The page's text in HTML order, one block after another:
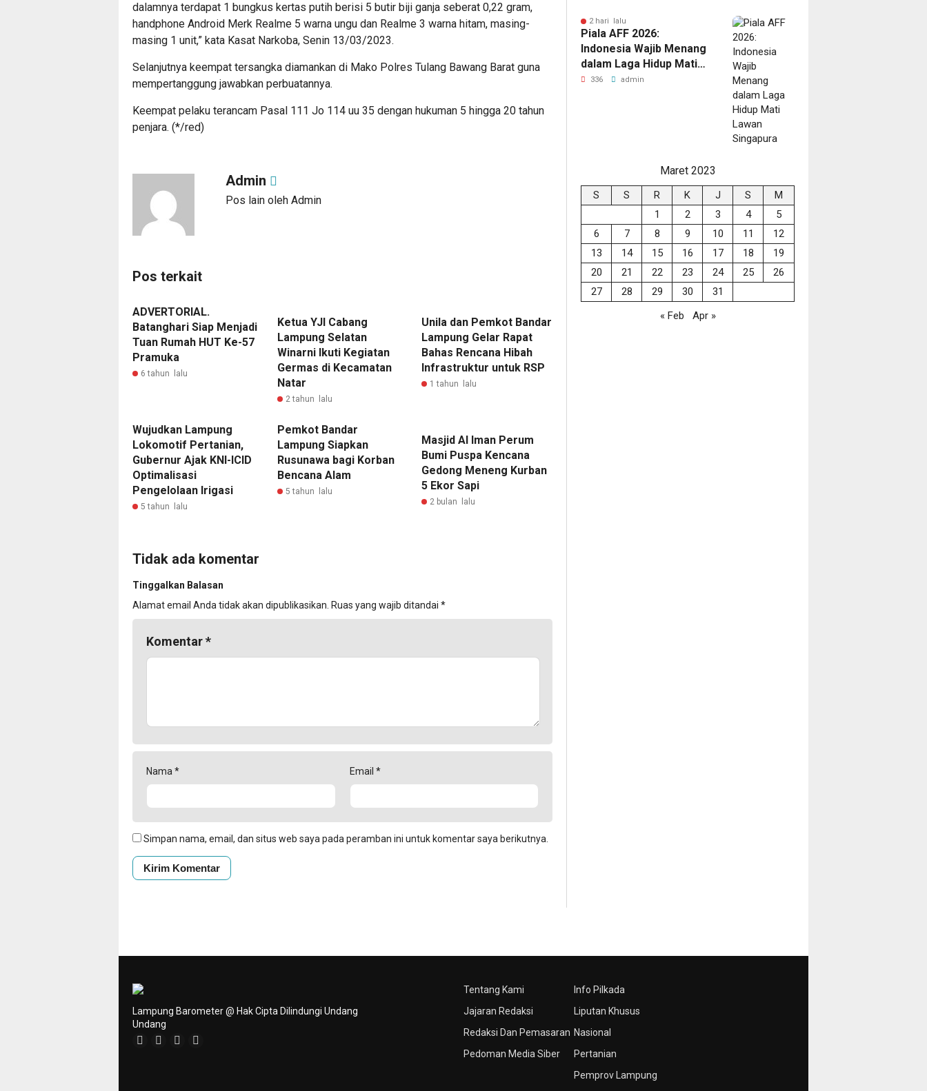
dalamnya terdapat 1 bungkus kertas putih berisi 5 butir biji ganja seberat 0,22 gram,
handphone Android Merk Realme 5 warna ungu dan Realme 3 warna hitam, masing-
masing 1 unit,” kata Kasat Narkoba, Senin 13/03/2023.
Selanjutnya keempat tersangka diamankan di Mako Polres Tulang Bawang Barat guna
mempertanggung jawabkan perbuatannya.
Keempat pelaku terancam Pasal 111 Jo 114 uu 35 dengan hukuman 5 hingga 20 tahun
penjara. (*/red)
Admin
Pos lain oleh Admin
Pos terkait
ADVERTORIAL.
Batanghari Siap Menjadi
Tuan Rumah HUT Ke-57
Pramuka
6 tahun lalu
Ketua YJI Cabang
Lampung Selatan
Winarni Ikuti Kegiatan
Germas di Kecamatan
Natar
2 tahun lalu
Unila dan Pemkot Bandar
Lampung Gelar Rapat
Bahas Rencana Hibah
Infrastruktur untuk RSP
1 tahun lalu
Wujudkan Lampung
Lokomotif Pertanian,
Gubernur Ajak KNI-ICID
Optimalisasi
Pengelolaan Irigasi
5 tahun lalu
Pemkot Bandar
Lampung Siapkan
Rusunawa bagi Korban
Bencana Alam
5 tahun lalu
Masjid Al Iman Perum
Bumi Puspa Kencana
Gedong Meneng Kurban
5 Ekor Sapi
2 bulan lalu
Tidak ada komentar
Tinggalkan Balasan
Alamat email Anda tidak akan dipublikasikan. Ruas yang wajib ditandai *
Komentar*
Nama * Email *
Simpan nama, email, dan situs web saya pada peramban ini untuk komentar saya berikutnya.
2 hari lalu
Piala AFF 2026:
Indonesia Wajib Menang
dalam Laga Hidup Mati
Lawan Singapura
336 admin
Maret 2023
S S R K J S
M
1
2 3 4
5
6
7 8 9 10 11
12
13
14 15 16 17 18
19
20
21 22 23 24 25
26
27
28 29 30
31
« Feb
Apr »
Tentang Kami
Jajaran Redaksi
Redaksi Dan Pemasaran
Pedoman Media Siber
Info Pilkada
Liputan Khusus
Nasional
Pertanian
Pemprov Lampung
Lampung Barometer @ Hak Cipta Dilindungi Undang
Undang